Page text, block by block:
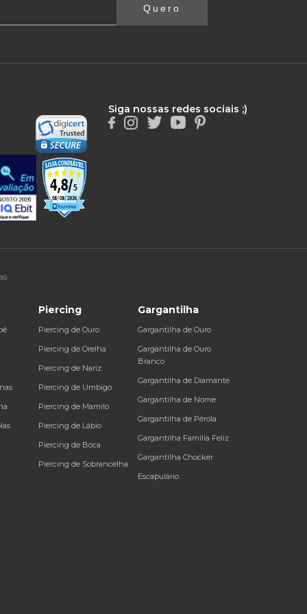
Quero
Siga nossas redes sociais ;)
Piercing
Piercing de Ouro
Piercing de Orelha
Piercing de Nariz
Piercing de Umbigo
Piercing de Mamilo
Piercing de Lábio
Piercing de Boca
Piercing de Sobrancelha
Gargantilha
Gargantilha de Ouro
Gargantilha de Ouro
Branco
Gargantilha de Diamante
Gargantilha de Nome
Gargantilha de Pérola
Gargantilha Família Feliz
Gargantilha Chocker
Escapulário